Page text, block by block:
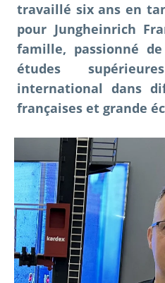
travaillé six ans en
pour Jungheinrich
famille, passionné
études
international dans
françaises et grande